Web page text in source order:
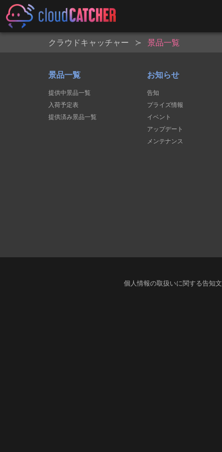
クラウドキャッチャー 景品一覧
景品一覧
提供中景品一覧
入荷予定表
提供済み景品一覧
お知らせ
告知
プライズ情報
イベント
アップデート
メンテナンス
個人情報の取扱いに関する告知文